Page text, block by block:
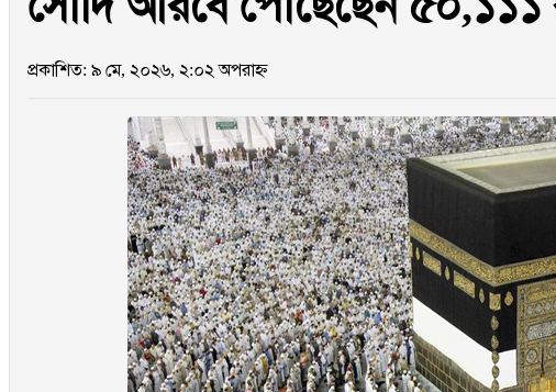
প্রকাশিত: ৯ মে, ২০২৬, ২:০২ অপরাহ্ন